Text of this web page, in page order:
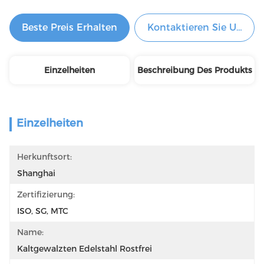
Beste Preis Erhalten Kontaktieren Sie Uns
Einzelheiten Beschreibung Des Produkts
Einzelheiten
Herkunftsort:
Shanghai
Zertifizierung:
ISO, SG, MTC
Name:
Kaltgewalzten Edelstahl Rostfrei